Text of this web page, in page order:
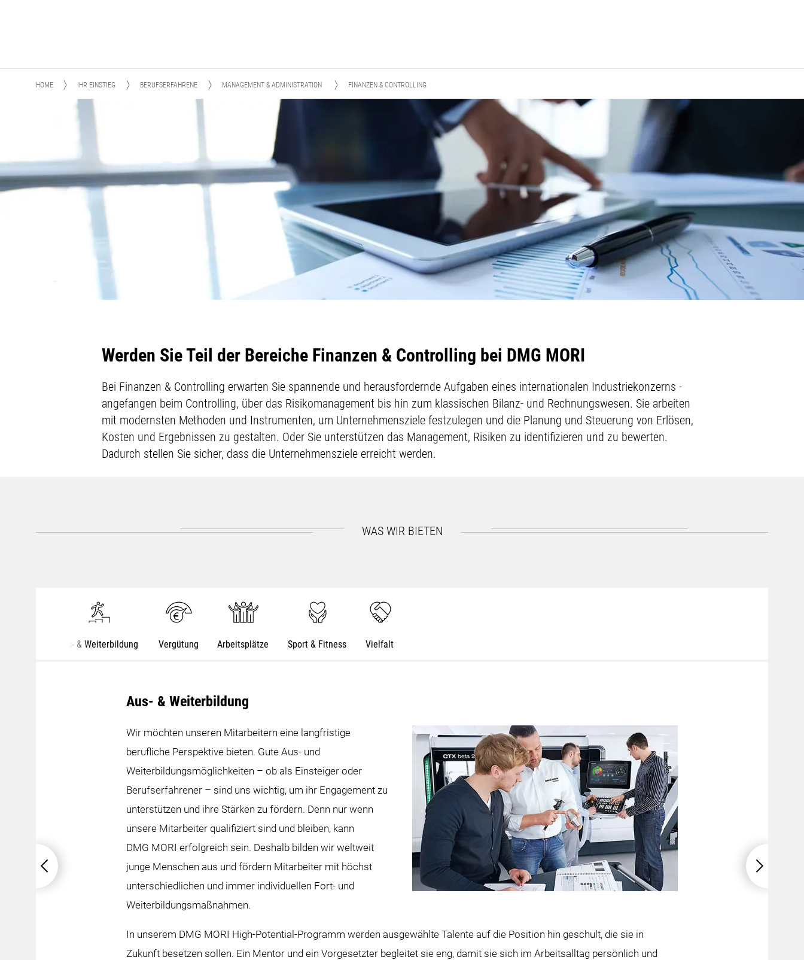
HOME IHR EINSTIEG BERUFSERFAHRENE MANAGEMENT & ADMINISTRATION FINANZEN & CONTROLLING
Werden Sie Teil der Bereiche Finanzen & Controlling bei DMG MORI
Bei Finanzen & Controlling erwarten Sie spannende und herausfordernde Aufgaben eines internationalen Industriekonzerns -
angefangen beim Controlling, über das Risikomanagement bis hin zum klassischen Bilanz- und Rechnungswesen. Sie arbeiten
mit modernsten Methoden und Instrumenten, um Unternehmensziele festzulegen und die Planung und Steuerung von Erlösen,
Kosten und Ergebnissen zu gestalten. Oder Sie unterstützen das Management, Risiken zu identifizieren und zu bewerten.
Dadurch stellen Sie sicher, dass die Unternehmensziele erreicht werden.
WAS WIR BIETEN
Aus- & Weiterbildung Vergütung Arbeitsplätze Sport & Fitness Vielfalt
Aus- & Weiterbildung
Wir möchten unseren Mitarbeitern eine langfristige
berufliche Perspektive bieten. Gute Aus- und
Weiterbildungsmöglichkeiten – ob als Einsteiger oder
Berufserfahrener – sind uns wichtig, um ihr Engagement zu
unterstützen und ihre Stärken zu fördern. Denn nur wenn
unsere Mitarbeiter qualifiziert sind und bleiben, kann
DMG MORI erfolgreich sein. Deshalb bilden wir weltweit
junge Menschen aus und fördern Mitarbeiter mit höchst
unterschiedlichen und immer individuellen Fort- und
Weiterbildungsmaßnahmen.
In unserem DMG MORI High-Potential-Programm werden ausgewählte Talente auf die Position hin geschult, die sie in
Zukunft besetzen sollen. Ein Mentor und ein Vorgesetzter begleitet sie eng, damit sie sich im Arbeitsalltag persönlich und